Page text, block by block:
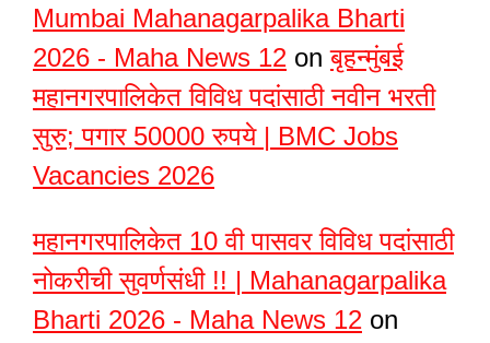
Mumbai Mahanagarpalika Bharti
2026 - Maha News 12 onबृहन्मुंबई
महानगरपालिकेत विविध पदांसाठी नवीन भरती
सुरु; पगार 50000 रुपये | BMC Jobs
Vacancies 2026
महानगरपालिकेत 10 वी पासवर विविध पदांसाठी
नोकरीची सुवर्णसंधी !! | Mahanagarpalika
Bharti 2026 - Maha News 12 on